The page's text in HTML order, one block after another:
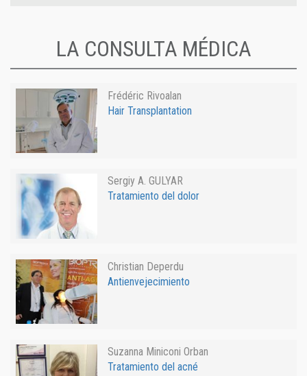
LA CONSULTA MÉDICA
Frédéric Rivoalan
Hair Transplantation
Sergiy A. GULYAR
Tratamiento del dolor
Christian Deperdu
Antienvejecimiento
Suzanna Miniconi Orban
Tratamiento del acné